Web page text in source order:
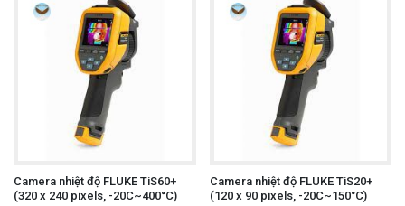
Camera nhiệt độ FLUKE TiS60+
(320 x 240 pixels, -20C~400°C)
Camera nhiệt độ FLUKE TiS20+
(120 x 90 pixels, -20C~150°C)